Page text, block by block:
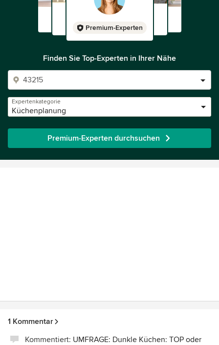
Premium-Experten
Finden Sie Top-Experten in Ihrer Nähe
Expertenkategorie
Küchenplanung
Premium-Experten durchsuchen
1 Kommentar
Kommentiert: UMFRAGE: Dunkle Küchen: TOP oder